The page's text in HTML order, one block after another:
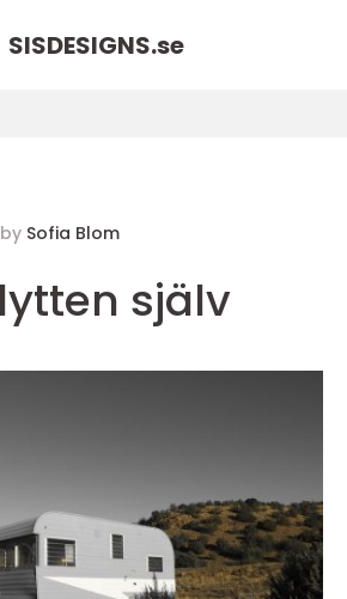
SISDESIGNS.se
by Sofia Blom
själv